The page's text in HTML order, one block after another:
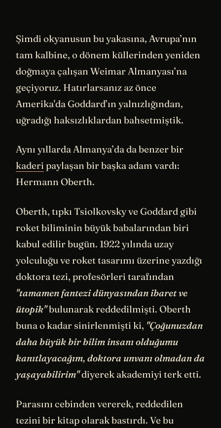
Şimdi okyanusun bu yakasına, Avrupa’nın
tam kalbine, o dönem küllerinden yeniden
doğmaya çalışan Weimar Almanyası’na
geçiyoruz. Hatırlarsanız az önce
Amerika'da Goddard’ın yalnızlığından,
uğradığı haksızlıklardan bahsetmiştik.
Aynı yıllarda Almanya’da da benzer bir
kaderi paylaşan bir başka adam vardı:
Hermann Oberth.
Oberth, tıpkı Tsiolkovsky ve Goddard gibi
roket biliminin büyük babalarından biri
kabul edilir bugün. 1922 yılında uzay
yolculuğu ve roket tasarımı üzerine yazdığı
doktora tezi, profesörleri tarafından
"tamamen fantezi dünyasından ibaret ve
ütopik"bulunarak reddedilmişti. Oberth
buna o kadar sinirlenmişti ki, "Çoğunuzdan
daha büyük bir bilim insanı olduğumu
kanıtlayacağım, doktora unvanı olmadan da
yaşayabilirim"diyerek akademiyi terk etti.
Parasını cebinden vererek, reddedilen
tezini bir kitap olarak bastırdı. Ve bu